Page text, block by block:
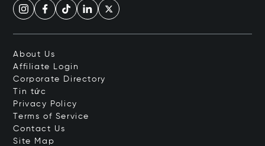
About Us
Affiliate Login
Corporate Directory
Tin tức
Privacy Policy
Terms of Service
Contact Us
Site Map